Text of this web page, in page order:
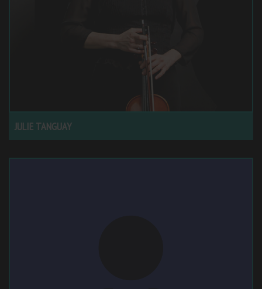
JULIE TANGUAY